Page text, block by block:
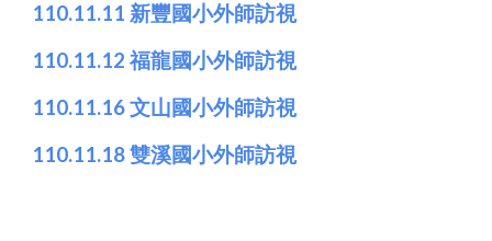
110.11.11 新豐國小外師訪視
110.11.12 福龍國小外師訪視
110.11.16 文山國小外師訪視
110.11.18 雙溪國小外師訪視